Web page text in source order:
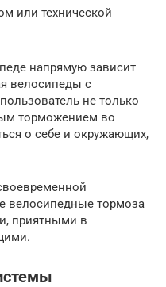
или технической
напрямую зависит
велосипеды с
не только
торможением во
о себе и окружающих,
велосипедные тормоза
приятными в